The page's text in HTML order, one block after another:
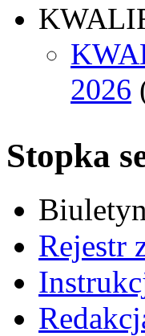
2026
Stopka
Rejestr